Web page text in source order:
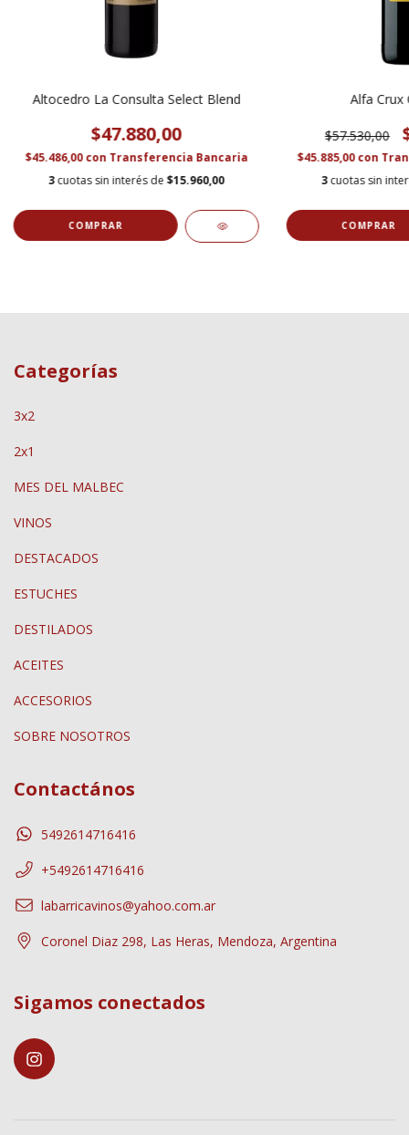
Altocedro La Consulta Select Blend
$47.880,00
$45.486,00con Transferencia Bancaria
3cuotas sin interés de$15.960,00
Alfa Crux
$57.530,00
$45.885,00con
3 cuotas sin
Categorías
3x2
2x1
MES DEL MALBEC
VINOS
DESTACADOS
ESTUCHES
DESTILADOS
ACEITES
ACCESORIOS
SOBRE NOSOTROS
Contactános
5492614716416
+5492614716416
labarricavinos@yahoo.com.ar
Coronel Diaz 298, Las Heras, Mendoza, Argentina
Sigamos conectados